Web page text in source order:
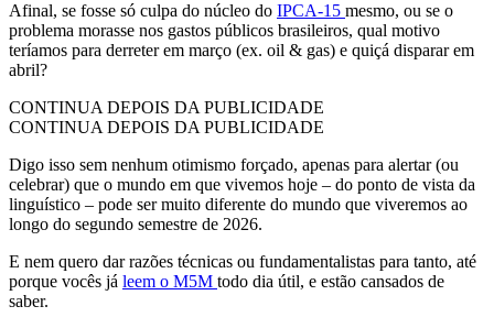
Afinal, se fosse só culpa do núcleo do IPCA-15 mesmo, ou se o
problema morasse nos gastos públicos brasileiros, qual motivo
teríamos para derreter em março (ex. oil & gas) e quiçá disparar em
abril?
CONTINUA DEPOIS DA PUBLICIDADE
CONTINUA DEPOIS DA PUBLICIDADE
Digo isso sem nenhum otimismo forçado, apenas para alertar (ou
celebrar) que o mundo em que vivemos hoje – do ponto de vista da
linguístico – pode ser muito diferente do mundo que viveremos ao
longo do segundo semestre de 2026.
E nem quero dar razões técnicas ou fundamentalistas para tanto, até
porque vocês já leem o M5M todo dia útil, e estão cansados de
saber.